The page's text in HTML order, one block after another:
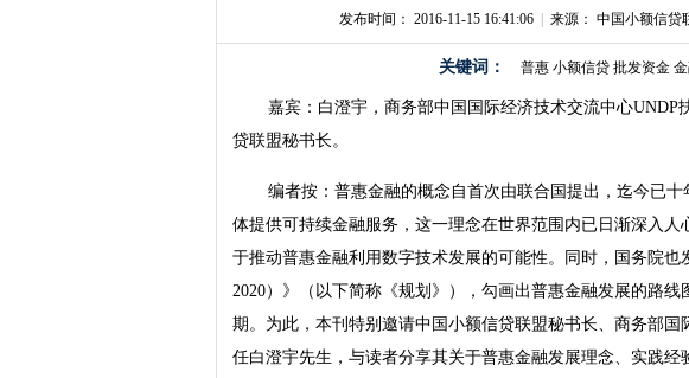
发布时间： 2016-11-15 16:41:06 来源： 中国小额信贷
关键词： 普惠 小额信贷 批发资金
嘉宾：白澄宇，商务部中国国际经济技术交流中心
贷联盟秘书长。
编者按：普惠金融的概念自首次由联合国提出，迄今已
体提供可持续金融服务，这一理念在世界范围内已日渐深入人
于推动普惠金融利用数字技术发展的可能性。同时，国务院也
2020）》（以下简称《规划》），勾画出普惠金融发展的路
期。为此，本刊特别邀请中国小额信贷联盟秘书长、商务部
任白澄宇先生，与读者分享其关于普惠金融发展理念、实践经